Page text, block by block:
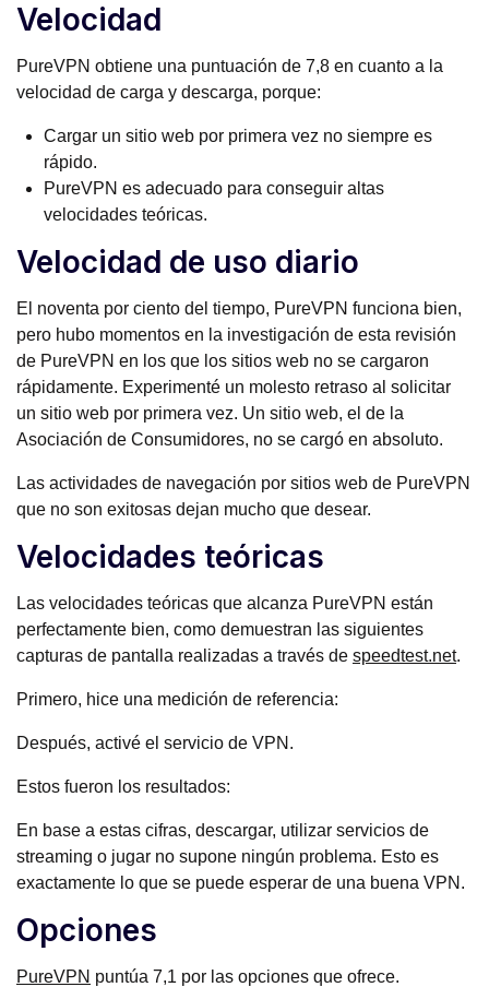
Velocidad
PureVPN obtiene una puntuación de 7,8 en cuanto a la
velocidad de carga y descarga, porque:
Cargar un sitio web por primera vez no siempre es
rápido.
PureVPN es adecuado para conseguir altas
velocidades teóricas.
Velocidad de uso diario
El noventa por ciento del tiempo, PureVPN funciona bien,
pero hubo momentos en la investigación de esta revisión
de PureVPN en los que los sitios web no se cargaron
rápidamente. Experimenté un molesto retraso al solicitar
un sitio web por primera vez. Un sitio web, el de la
Asociación de Consumidores, no se cargó en absoluto.
Las actividades de navegación por sitios web de PureVPN
que no son exitosas dejan mucho que desear.
Velocidades teóricas
Las velocidades teóricas que alcanza PureVPN están
perfectamente bien, como demuestran las siguientes
capturas de pantalla realizadas a través de speedtest.net.
Primero, hice una medición de referencia:
Después, activé el servicio de VPN.
Estos fueron los resultados:
En base a estas cifras, descargar, utilizar servicios de
streaming o jugar no supone ningún problema. Esto es
exactamente lo que se puede esperar de una buena VPN.
Opciones
PureVPN puntúa 7,1 por las opciones que ofrece.